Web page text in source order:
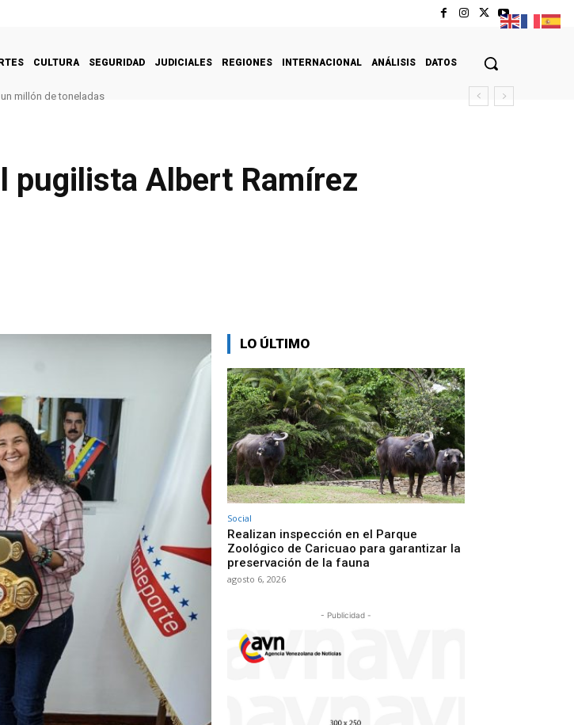
CULTURA SEGURIDAD JUDICIALES REGIONES INTERNACIONAL ANÁLISIS DATOS
millón de toneladas
pugilista Albert Ramírez
LO ÚLTIMO
Social
Realizan inspección en el Parque
Zoológico de Caricuao para garantizar la
preservación de la fauna
agosto 6, 2026
- Publicidad -